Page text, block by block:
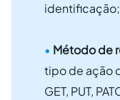
• Método de
tipo de ação
GET, PUT,